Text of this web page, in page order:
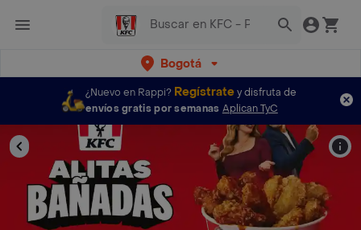
Bogotá
¿Nuevo en Rappi? Regístratey disfruta de
envíos gratis por semanas Aplican TyC